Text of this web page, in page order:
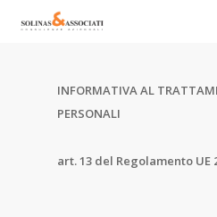
INFORMATIVA AL
PERSONALI
art. 13 del Regolamento UE